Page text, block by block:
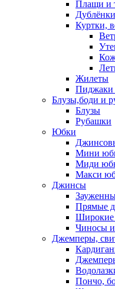
Плащи и
Дублёнки
Куртки,
Жилеты
Пиджаки
Блузы,боди и
Блузы
Рубашки
Юбки
Мини
Миди
Макси
Джинсы
Прямые
Широкие
Чиносы
Джемперы,
Пончо,